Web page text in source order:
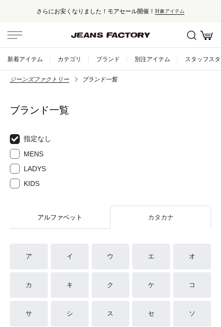
さらにお安くなりました！モアセール開催！ 対象アイテム
新着アイテム カテゴリ ブランド 別注アイテム スタッフス
ジーンズファクトリー ブランド一覧
ブランド一覧
指定なし
MENS
LADYS
KIDS
アルファベット カタカナ
ア イ ウ エ オ
カ キ ク ケ コ
サ シ ス セ ソ